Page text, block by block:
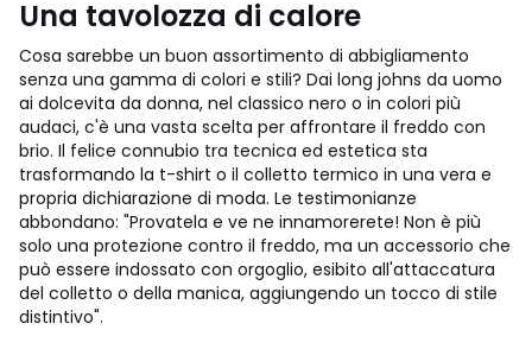
Una tavolozza di calore
Cosa sarebbe un buon assortimento di abbigliamento
senza una gamma di colori e stili? Dai long johns da uomo
ai dolcevita da donna, nel classico nero o in colori più
audaci, c'è una vasta scelta per affrontare il freddo con
brio. Il felice connubio tra tecnica ed estetica sta
trasformando la t-shirt o il colletto termico in una vera e
propria dichiarazione di moda. Le testimonianze
abbondano: "Provatela e ve ne innamorerete! Non è più
solo una protezione contro il freddo, ma un accessorio che
può essere indossato con orgoglio, esibito all'attaccatura
del colletto o della manica, aggiungendo un tocco di stile
distintivo".